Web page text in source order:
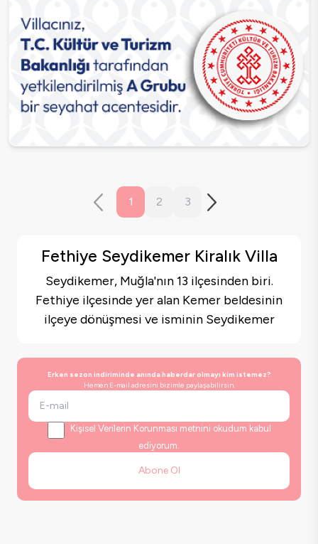
1 2 3
Fethiye Seydikemer Kiralık Villa
Seydikemer, Muğla'nın 13 ilçesinden biri.
Fethiye ilçesinde yer alan Kemer beldesinin
ilçeye dönüşmesi ve isminin Seydikemer
Seydikemer, Fethiye'ye bağlı bir ilçedir ve
doğal güzellikleriyle ünlüdür.
Seydikemer ilçesinde kiralık villa seçerken,
villanın konumu, manzarası, büyüklüğü,
özellikleri (örneğin, havuz, bahçe, teras),
yatak odası ve banyo sayısı gibi faktörlere
Erken sezon indiriminde anında haberdar olmayı kim istemez?
Hemen E-mail adresini bizimle paylaşabilirsin.
Kişisel Verilerin Korunması metnini okudum kabul
ediyorum.
Abone Ol